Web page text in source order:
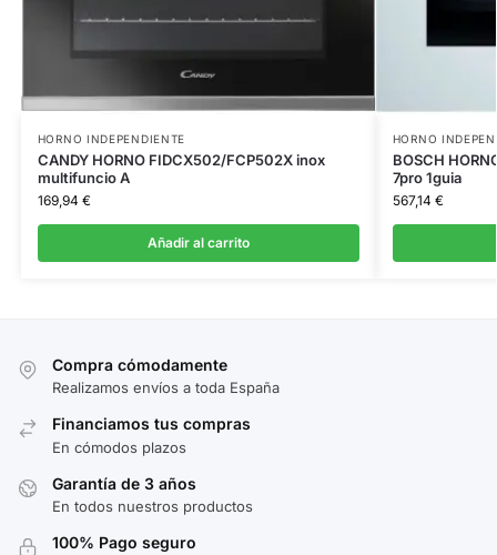
HORNO INDEPENDIENTE
CANDY HORNO FIDCX502/FCP502X inox
multifuncio A
169,94 €
Añadir al carrito
HORNO
BOSCH
7pro 1guia
567,14 €
Compra cómodamente
Realizamos envíos a toda España
Financiamos tus compras
En cómodos plazos
Garantía de 3 años
En todos nuestros productos
100% Pago seguro